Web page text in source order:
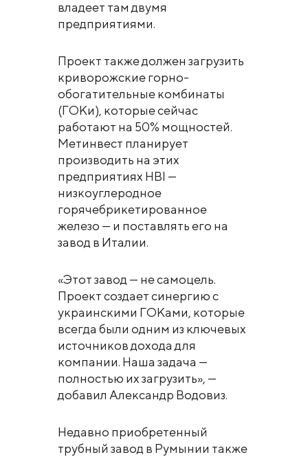
владеет там двумя
предприятиями.
Проект также должен загрузить
криворожские горно-
обогатительные комбинаты
(ГОКи), которые сейчас
работают на 50% мощностей.
Метинвест планирует
производить на этих
предприятиях HBI —
низкоуглеродное
горячебрикетированное
железо — и поставлять его на
завод в Италии.
«Этот завод — не самоцель.
Проект создает синергию с
украинскими ГОКами, которые
всегда были одним из ключевых
источников дохода для
компании. Наша задача —
полностью их загрузить», —
добавил Александр Водовиз.
Недавно приобретенный
трубный завод в Румынии также